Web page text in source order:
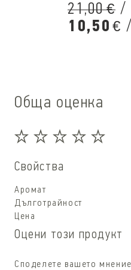
21,00€ /
10,50 € /
Обща оценка
Свойства
Аромат
Дълготрайност
Цена
Оцени този продукт
Споделете вашето